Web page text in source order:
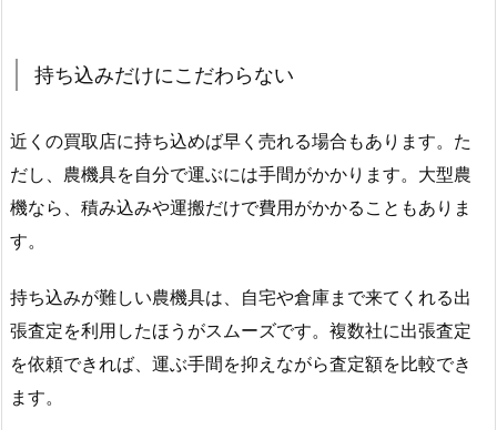
持ち込みだけにこだわらない
近くの買取店に持ち込めば早く売れる場合もあります。た
だし、農機具を自分で運ぶには手間がかかります。大型農
機なら、積み込みや運搬だけで費用がかかることもありま
す。
持ち込みが難しい農機具は、自宅や倉庫まで来てくれる出
張査定を利用したほうがスムーズです。複数社に出張査定
を依頼できれば、運ぶ手間を抑えながら査定額を比較でき
ます。